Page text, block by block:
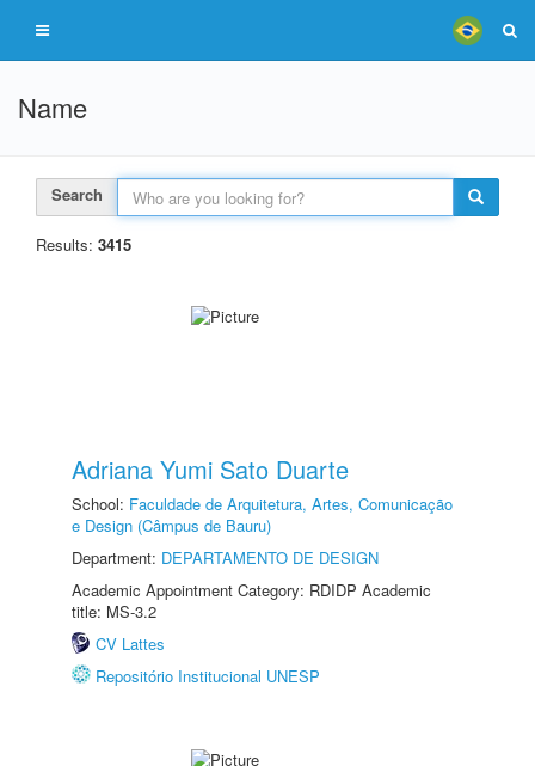
Name
Search
Results: 3415
Adriana Yumi Sato Duarte
School: Faculdade de Arquitetura, Artes, Comunicação
e Design (Câmpus de Bauru)
Department: DEPARTAMENTO DE DESIGN
Academic Appointment Category: RDIDP Academic
title: MS-3.2
CV Lattes
Repositório Institucional UNESP